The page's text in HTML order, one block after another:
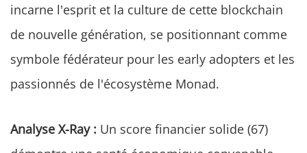
incarne l'esprit et la culture de cette blockchain
de nouvelle génération, se positionnant comme
symbole fédérateur pour les early adopters et les
passionnés de l'écosystème Monad.
Analyse X-Ray : Un score financier solide (67)